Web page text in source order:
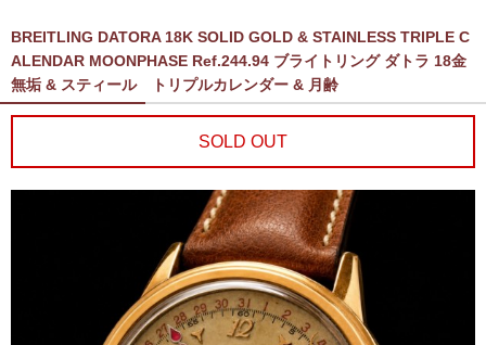
BREITLING DATORA 18K SOLID GOLD & STAINLESS TRIPLE C
ALENDAR MOONPHASE Ref.244.94 ブライトリング ダトラ 18金
無垢 & スティール トリプルカレンダー & 月齢
SOLD OUT